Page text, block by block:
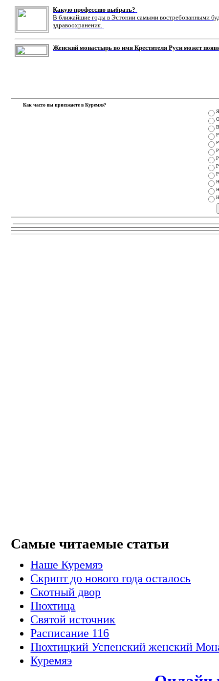
Какую профессию выбрать?
В ближайшие годы в Эстонии самыми востребованными
здравоохранения.
Женский монастырь во имя Крестителя Руси может
Как часто вы приезжаете в Куремяэ?
Самые читаемые статьи
Наше Куремяэ
Скрипт до нового года осталось
Cкотный двор
Пюхтица
Святой источник
Расписание 116
Пюхтицкий Успенский женский
Куремяэ